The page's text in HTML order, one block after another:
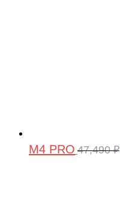
M4 PRO 47,490₽